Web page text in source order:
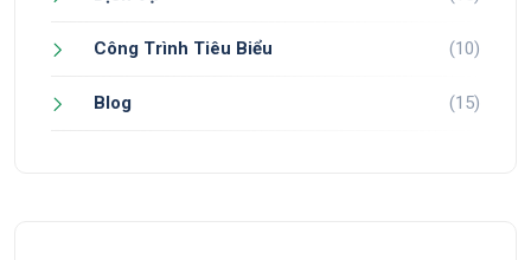
Công Trình Tiêu Biểu (10)
Blog (15)